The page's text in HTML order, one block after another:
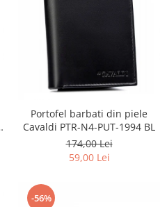
Portofel barbati din piele
Cavaldi PTR-N4-PUT-1994 BL
174,00 Lei
59,00 Lei
-56%